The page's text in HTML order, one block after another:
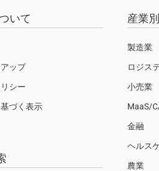
いて
ップ
シー
づく表示
産業
製造業
ロジス
小売業
MaaS/
金融
ヘルス
農業